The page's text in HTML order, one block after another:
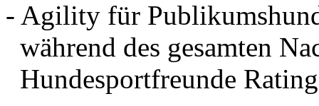
- Agility für
während des gesamten
Hundesportfreunde